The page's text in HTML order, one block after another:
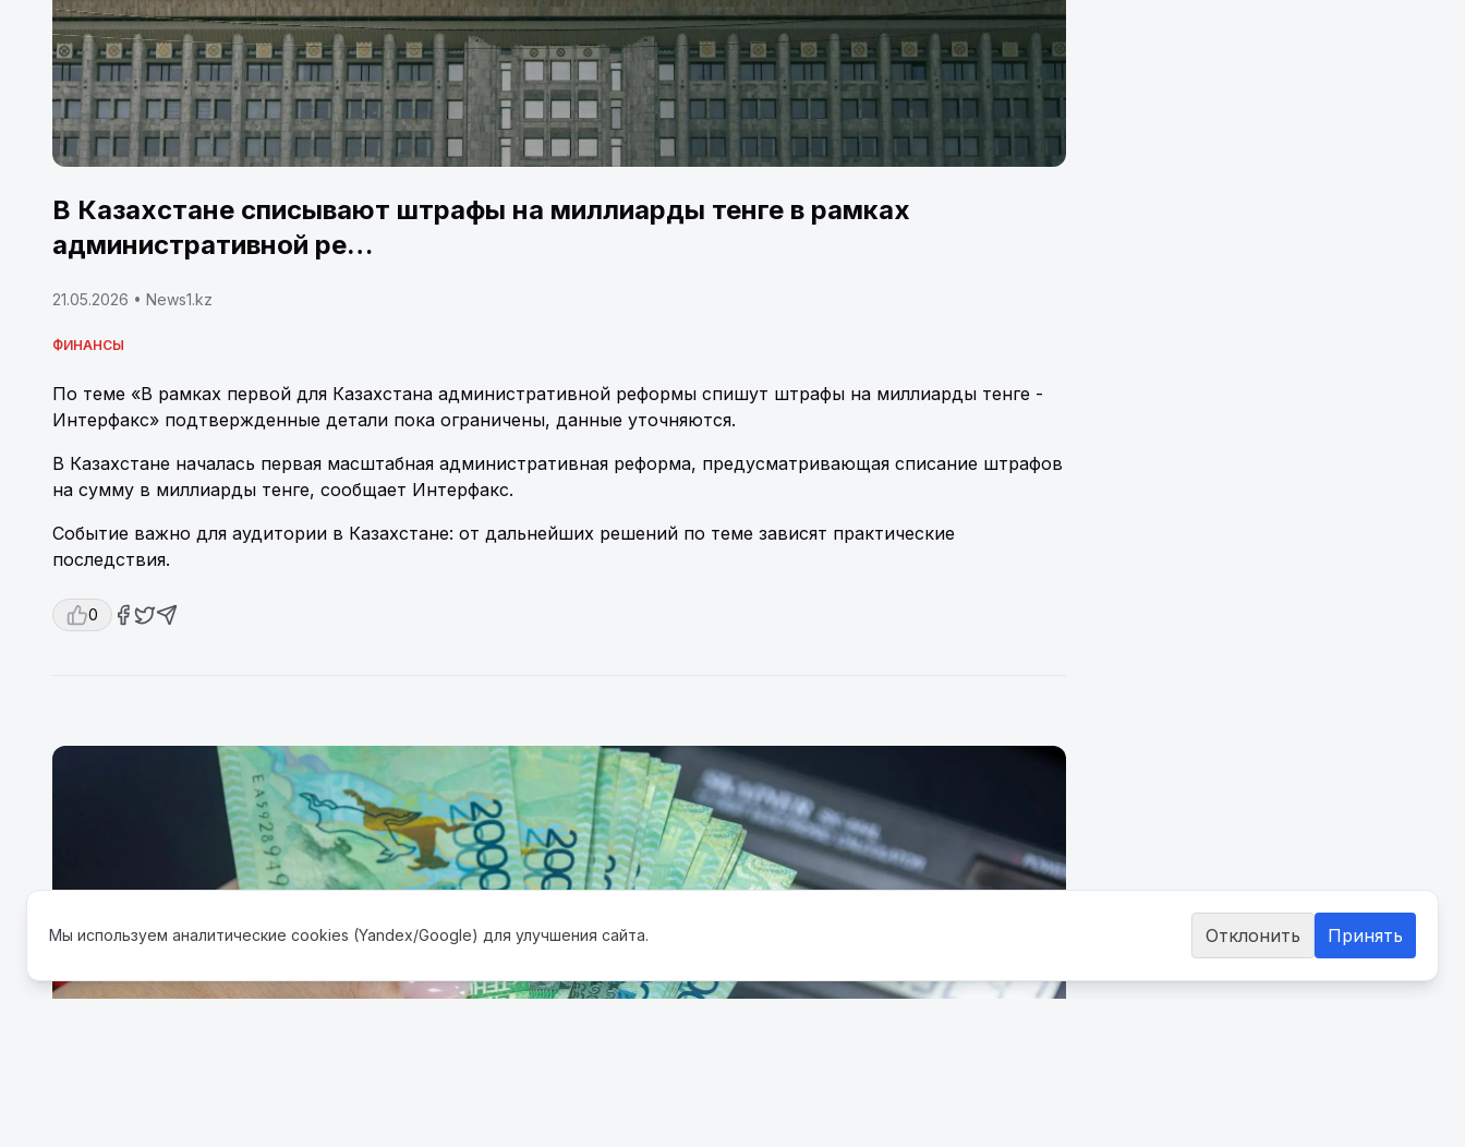
Мы используем аналитические cookies (Yandex/Google) для улучшения сайта. Отклонить Принять
В Казахстане списывают штрафы на миллиарды тенге в рамках
административной ре…
21.05.2026 • News1.kz
ФИНАНСЫ
По теме «В рамках первой для Казахстана административной реформы спишут штрафы на миллиарды тенге -
Интерфакс» подтвержденные детали пока ограничены, данные уточняются.
В Казахстане началась первая масштабная административная реформа, предусматривающая списание штрафов
на сумму в миллиарды тенге, сообщает Интерфакс.
Событие важно для аудитории в Казахстане: от дальнейших решений по теме зависят практические
последствия.
0